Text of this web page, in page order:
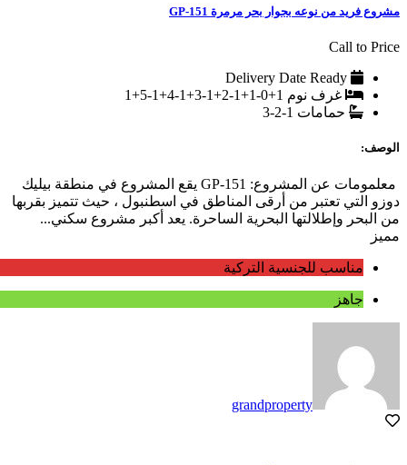
مشروع فريد من نوعه بجوار بحر مرمرة GP-151
Call to Price
Delivery Date Ready
غرف نوم 1+0-1+1-2+1-3+1-4+1-5+1
حمامات 1-2-3
الوصف:
معلمومات عن المشروع: GP-151 يقع المشروع في منطقة بيليك
دوزو التي تعتبر من أرقى المناطق في اسطنبول ، حيث تتميز بقربها
من البحر وإطلالتها البحرية الساحرة. يعد أكبر مشروع سكني...
مميز
مناسب للجنسية التركية
جاهز
grandproperty